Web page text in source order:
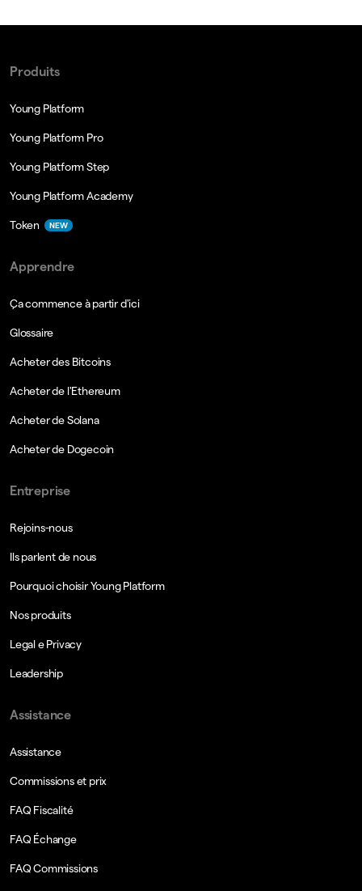
Produits
Young Platform
Young Platform Pro
Young Platform Step
Young Platform Academy
Token NEW
Apprendre
Ça commence à partir d'ici
Glossaire
Acheter des Bitcoins
Acheter de l'Ethereum
Acheter de Solana
Acheter de Dogecoin
Entreprise
Rejoins-nous
Ils parlent de nous
Pourquoi choisir Young Platform
Nos produits
Legal e Privacy
Leadership
Assistance
Assistance
Commissions et prix
FAQ Fiscalité
FAQ Échange
FAQ Commissions